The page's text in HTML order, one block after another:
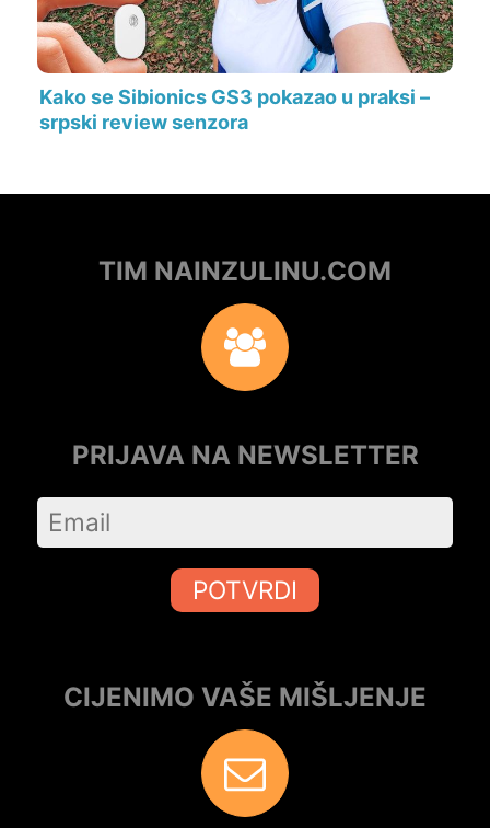
Kako se Sibionics GS3 pokazao u praksi –
srpski review senzora
TIM NAINZULINU.COM
PRIJAVA NA NEWSLETTER
POTVRDI
CIJENIMO VAŠE MIŠLJENJE